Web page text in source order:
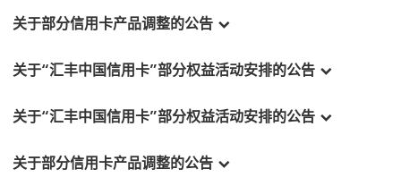
关于部分信用卡产品调整的公告
关于“汇丰中国信用卡”部分权益活动安排的公告
关于“汇丰中国信用卡”部分权益活动安排的公告
关于部分信用卡产品调整的公告